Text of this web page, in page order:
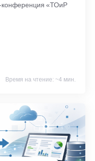
конференция «ТОиР
Время на чтение: ~4 мин.